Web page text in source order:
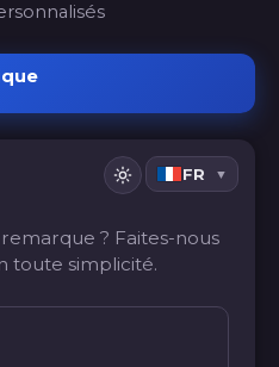
FR ▼
? Faites-nous
toute simplicité.